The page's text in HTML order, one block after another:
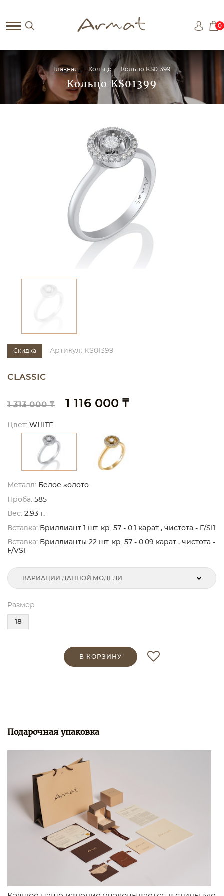
0
Главная Кольцо Кольцо KS01399
Кольцо KS01399
Скидка Артикул: KS01399
CLASSIC
1 313 000 ₸ 1 116 000 ₸
Цвет: WHITE
Металл: Белое золото
Проба: 585
Вес: 2.93 г.
Вставка: Бриллиант 1 шт. кр. 57 - 0.1 карат , чистота - F/SI1
Вставка: Бриллианты 22 шт. кр. 57 - 0.09 карат , чистота -
F/VS1
ВАРИАЦИИ ДАННОЙ МОДЕЛИ
Размер
18
В КОРЗИНУ
Подарочная упаковка